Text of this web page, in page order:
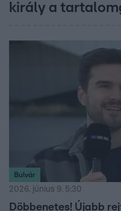
király a
Bulvár
2026. június 9. 5:30
Döbbenetes! Újabb